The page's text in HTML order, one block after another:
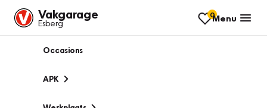
Vakgarage
Esberg
0Menu
Occasions
APK